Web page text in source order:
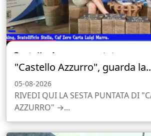
"Castello Azzurro", guarda
05-08-2026
RIVEDI QUI LA SESTA PUNTATA DI
AZZURRO" →...